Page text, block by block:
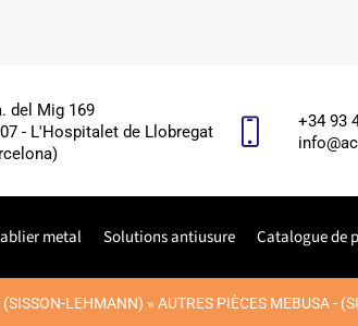
del Mig 169
- L'Hospitalet de Llobregat
+34 93
metal Solutions antiusure Catalogue de
(SISSON-LEHMANN) » AUTRES PIÈCES MEBUSA -